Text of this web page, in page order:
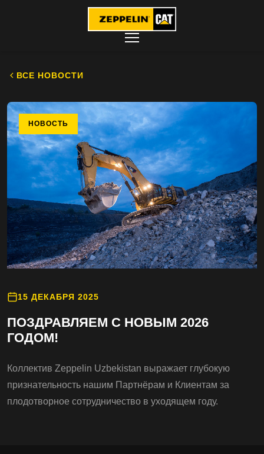
ВСЕ НОВОСТИ
НОВОСТЬ
15 ДЕКАБРЯ 2025
ПОЗДРАВЛЯЕМ С НОВЫМ 2026
ГОДОМ!
Коллектив Zeppelin Uzbekistan выражает глубокую
признательность нашим Партнёрам и Клиентам за
плодотворное сотрудничество в уходящем году.